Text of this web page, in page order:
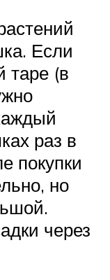
Если
таре (в
раз в
покупки
но
через